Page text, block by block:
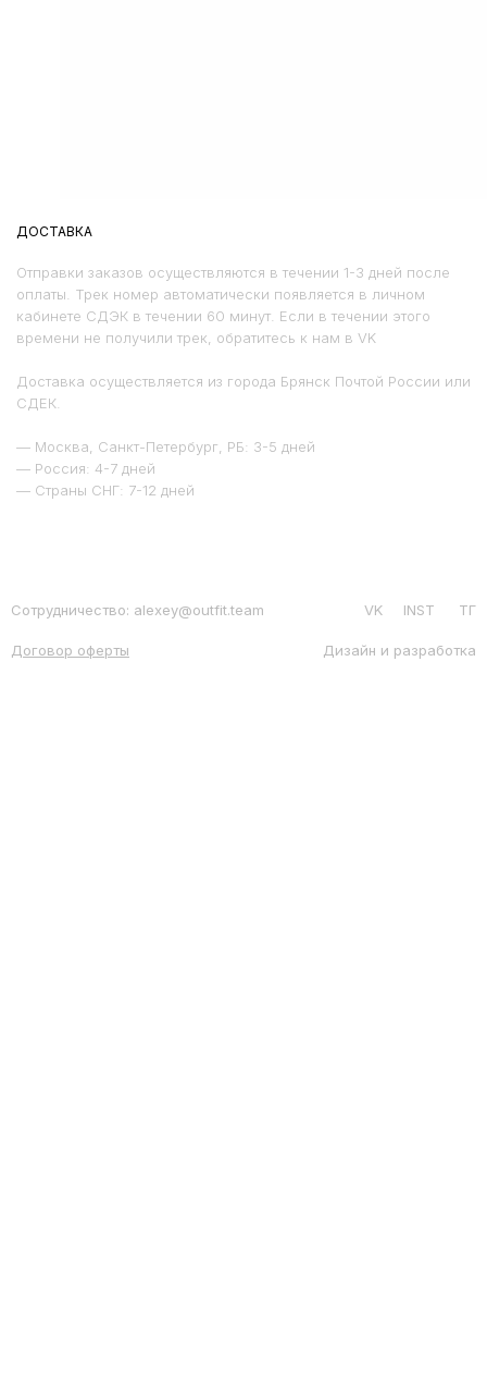
ДОСТАВКА
Отправки заказов осуществляются в течении 1-3 дней после
оплаты. Трек номер автоматически появляется в личном
кабинете СДЭК в течении 60 минут. Если в течении этого
времени не получили трек, обратитесь к нам в VK
Доставка осуществляется из города Брянск Почтой России или
СДЕК.
— Москва, Санкт-Петербург, РБ: 3-5 дней
— Россия: 4-7 дней
— Страны СНГ: 7-12 дней
VK INST ТГ
Сотрудничество: alexey@outfit.team
Договор оферты Дизайн и разработка